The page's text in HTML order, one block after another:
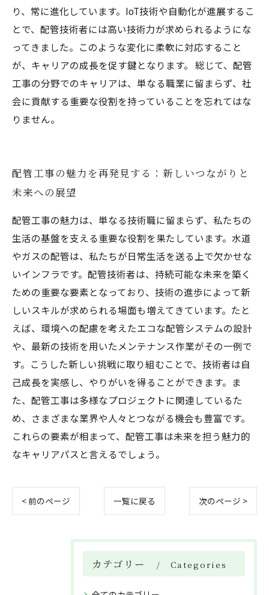
り、常に進化しています。IoT技術や自動化が進展するこ
とで、配管技術者には高い技術力が求められるようにな
ってきました。このような変化に柔軟に対応すること
が、キャリアの成長を促す鍵となります。 総じて、配管
工事の分野でのキャリアは、単なる職業に留まらず、社
会に貢献する重要な役割を持っていることを忘れてはな
りません。
配管工事の魅力を再発見する：新しいつながりと
未来への展望
配管工事の魅力は、単なる技術職に留まらず、私たちの
生活の基盤を支える重要な役割を果たしています。水道
やガスの配管は、私たちが日常生活を送る上で欠かせな
いインフラです。配管技術者は、持続可能な未来を築く
ための重要な要素となっており、技術の進歩によって新
しいスキルが求められる場面も増えてきています。たと
えば、環境への配慮を考えたエコな配管システムの設計
や、最新の技術を用いたメンテナンス作業がその一例で
す。こうした新しい挑戦に取り組むことで、技術者は自
己成長を実感し、やりがいを得ることができます。ま
た、配管工事は多様なプロジェクトに関連しているた
め、さまざまな業界や人々とつながる機会も豊富です。
これらの要素が相まって、配管工事は未来を担う魅力的
なキャリアパスと言えるでしょう。
< 前のページ 一覧に戻る 次のページ >
カテゴリー Categories